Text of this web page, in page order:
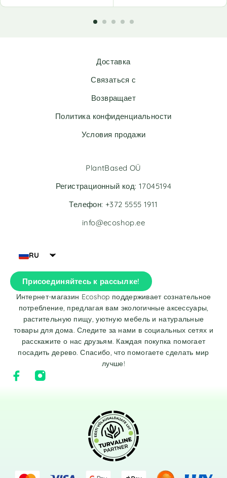
t
a
v
:
Доставка
Связаться с
Возвращает
Политика конфиденциальности
Условия продажи
RU
Присоединяйтесь к рассылке!
Интернет-магазин Ecoshop поддерживает сознательное
потребление, предлагая вам экологичные аксессуары,
растительную пищу, уютную мебель и натуральные
товары для дома. Следите за нами в социальных сетях и
расскажите о нас друзьям. Каждая покупка помогает
посадить дерево. Спасибо, что помогаете сделать мир
лучше!
PlantBased OÜ
Регистрационный код: 17045194
Телефон: +372 5555 1911
info@ecoshop.ee